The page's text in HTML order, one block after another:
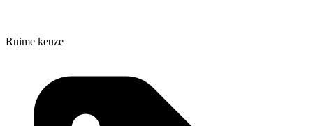
Ruime keuze